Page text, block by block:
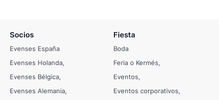
Socios
Evenses España
Evenses Holanda
Evenses Bélgica
Evenses Alemania
Fiesta
Boda
Feria o Kermés
Eventos
Eventos corporativos